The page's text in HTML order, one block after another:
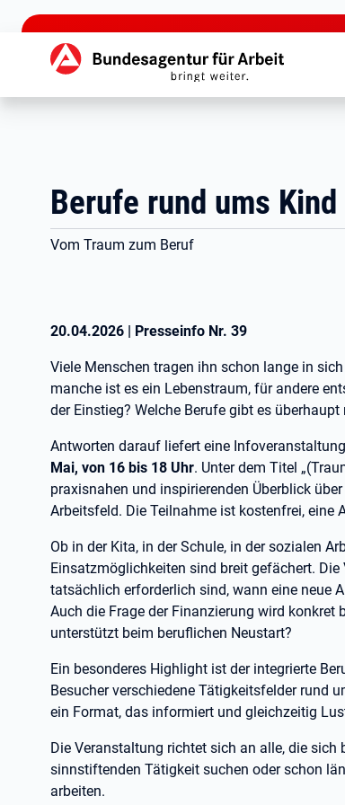
zu den Hauptinhalten springen
Hauptnavigation
Berufe rund ums Kind
Vom Traum zum Beruf
20.04.2026 | Presseinfo Nr. 39
Viele Menschen tragen ihn schon lange in
manche ist es ein Lebenstraum, für andere
der Einstieg? Welche Berufe gibt es
Antworten darauf liefert eine
Mai, von 16 bis 18 Uhr. Unter dem Titel
praxisnahen und inspirierenden Überblick
Arbeitsfeld. Die Teilnahme ist kostenfrei, eine
Ob in der Kita, in der Schule, in der sozialen
Einsatzmöglichkeiten sind breit gefächert.
tatsächlich erforderlich sind, wann eine neue
Auch die Frage der Finanzierung wird konkret
unterstützt beim beruflichen Neustart?
Ein besonderes Highlight ist der integrierte
Besucher verschiedene Tätigkeitsfelder rund
ein Format, das informiert und gleichzeitig
Die Veranstaltung richtet sich an alle, die
sinnstiftenden Tätigkeit suchen oder schon
arbeiten.